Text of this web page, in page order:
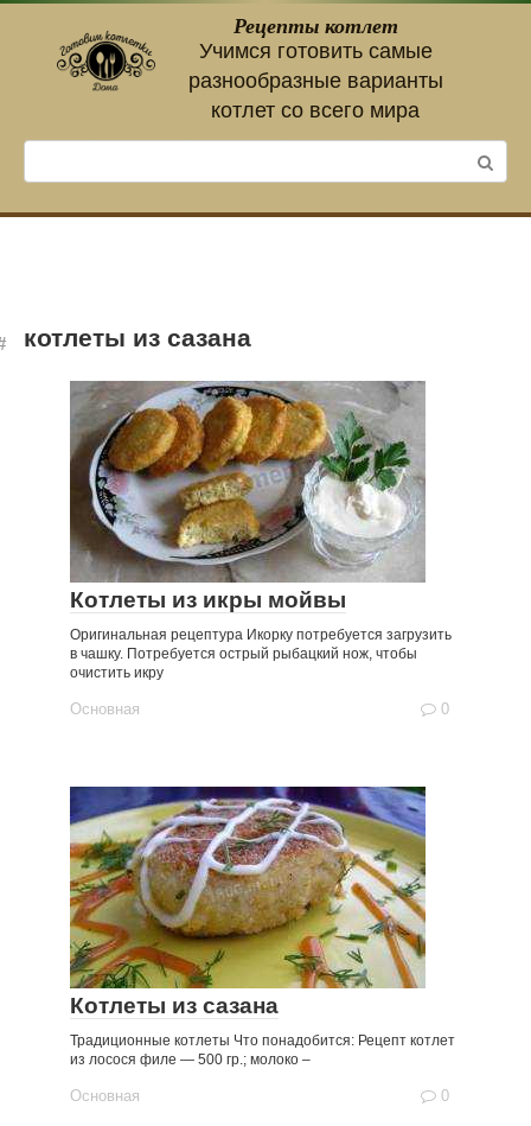
контенту
Рецепты котлет
Учимся готовить самые
разнообразные варианты
котлет со всего мира
котлеты из сазана
Котлеты из икры мойвы
Оригинальная рецептура Икорку потребуется загрузить
в чашку. Потребуется острый рыбацкий нож, чтобы
очистить икру
Основная 0
Котлеты из сазана
Традиционные котлеты Что понадобится: Рецепт котлет
из лосося филе — 500 гр.; молоко –
Основная 0